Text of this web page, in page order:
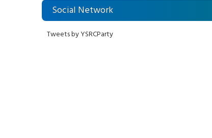
Social Network
Tweets by YSRCParty